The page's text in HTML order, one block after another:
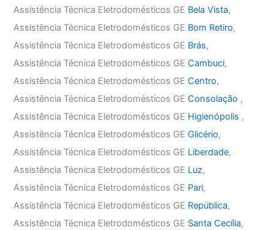
Assistência Técnica Eletrodomésticos GE Bela Vista,
Assistência Técnica Eletrodomésticos GE Bom Retiro,
Assistência Técnica Eletrodomésticos GE Brás,
Assistência Técnica Eletrodomésticos GECambuci,
Assistência Técnica Eletrodomésticos GECentro,
Assistência Técnica Eletrodomésticos GEConsolação ,
Assistência Técnica Eletrodomésticos GE Higienópolis ,
Assistência Técnica Eletrodomésticos GEGlicério,
Assistência Técnica Eletrodomésticos GE Liberdade,
Assistência Técnica Eletrodomésticos GE Luz,
Assistência Técnica Eletrodomésticos GE Pari,
Assistência Técnica Eletrodomésticos GE República,
Assistência Técnica Eletrodomésticos GE Santa Cecília,